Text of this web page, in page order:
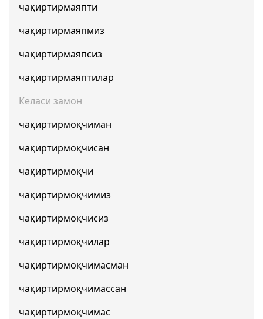
чақиртирмаяпти
чақиртирмаяпмиз
чақиртирмаяпсиз
чақиртирмаяптилар
Келаси замон
чақиртирмоқчиман
чақиртирмоқчисан
чақиртирмоқчи
чақиртирмоқчимиз
чақиртирмоқчисиз
чақиртирмоқчилар
чақиртирмоқчимасман
чақиртирмоқчимассан
чақиртирмоқчимас